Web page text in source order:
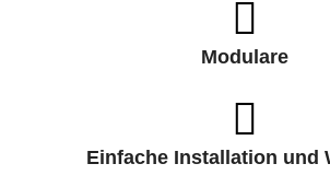
Modulare
Einfache Installation und